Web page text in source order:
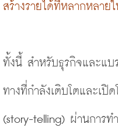
สร้างรายได้ที่หลากหลาย
ทั้งนี้ สำหรับธุรกิจและแบ
ทางที่กำลังเติบโตและเปิด
(story-telling) ผ่านการท